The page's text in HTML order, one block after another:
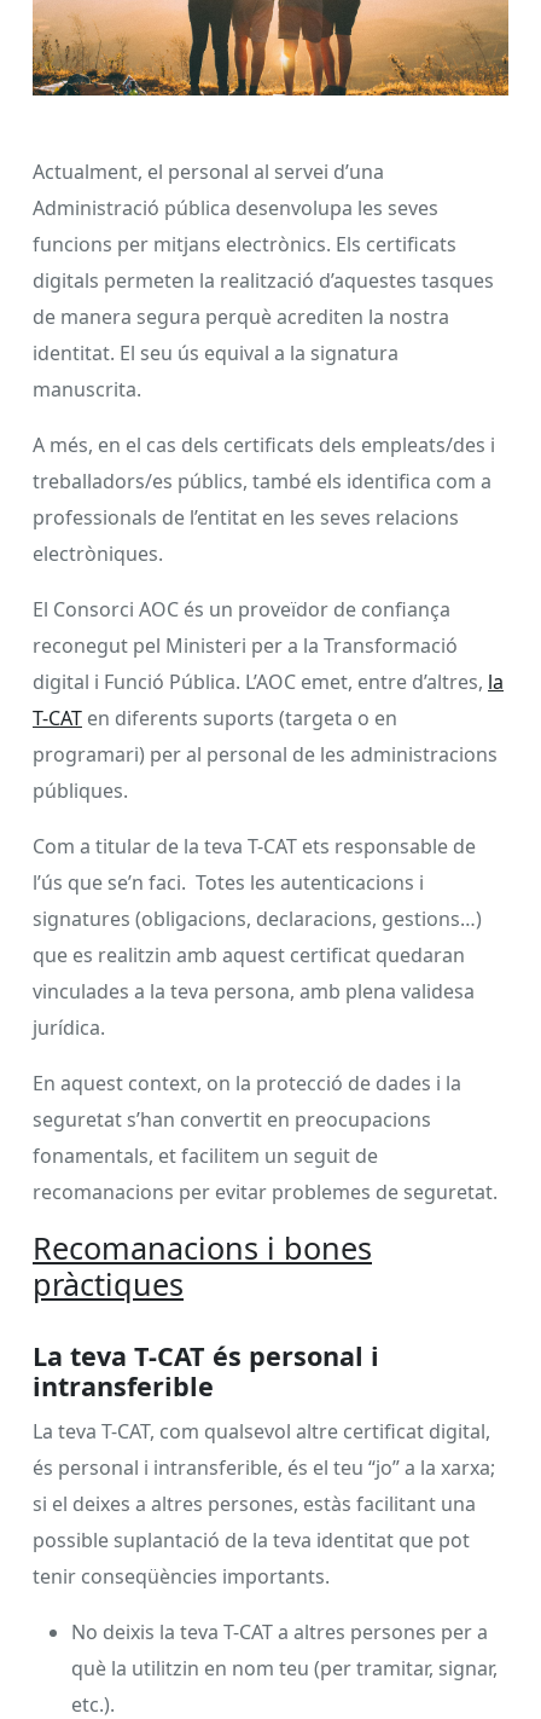
Actualment, el personal al servei d’una
Administració pública desenvolupa les seves
funcions per mitjans electrònics. Els certificats
digitals permeten la realització d’aquestes tasques
de manera segura perquè acrediten la nostra
identitat. El seu ús equival a la signatura
manuscrita.
A més, en el cas dels certificats dels empleats/des i
treballadors/es públics, també els identifica com a
professionals de l’entitat en les seves relacions
electròniques.
El Consorci AOC és un proveïdor de confiança
reconegut pel Ministeri per a la Transformació
digital i Funció Pública. L’AOC emet, entre d’altres, la
T-CAT en diferents suports (targeta o en
programari) per al personal de les administracions
públiques.
Com a titular de la teva T-CAT ets responsable de
l’ús que se’n faci. Totes les autenticacions i
signatures (obligacions, declaracions, gestions…)
que es realitzin amb aquest certificat quedaran
vinculades a la teva persona, amb plena validesa
jurídica.
En aquest context, on la protecció de dades i la
seguretat s’han convertit en preocupacions
fonamentals, et facilitem un seguit de
recomanacions per evitar problemes de seguretat.
Recomanacions i bones
pràctiques
La teva T-CAT és personal i
intransferible
La teva T-CAT, com qualsevol altre certificat digital,
és personal i intransferible, és el teu “jo” a la xarxa;
si el deixes a altres persones, estàs facilitant una
possible suplantació de la teva identitat que pot
tenir conseqüències importants.
No deixis la teva T-CAT a altres persones per a
què la utilitzin en nom teu (per tramitar, signar,
etc.).